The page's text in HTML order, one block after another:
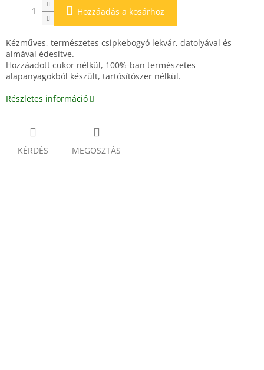
Hozzáadás a kosárhoz
Kézműves, természetes csipkebogyó lekvár, datolyával és
almával édesítve.
Hozzáadott cukor nélkül, 100%-ban természetes
alapanyagokból készült, tartósítószer nélkül.
Részletes információ
KÉRDÉS MEGOSZTÁS